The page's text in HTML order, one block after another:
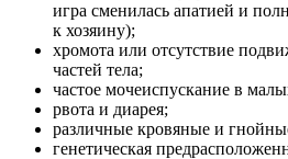
игра сменилась апатией и
к хозяину);
хромота или отсутствие
частей тела;
частое мочеиспускание в
рвота и диарея;
различные кровяные и
генетическая